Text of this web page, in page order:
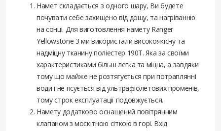
Намет складається з одного шару, Ви будете
почувати себе захищено від дощу, та нагріванню
на сонці. Для виготовлення намету Ranger
Yellowstone 3 ми використали високоякісну та
надміцну тканину поліестер 190Т. Яка за своїми
характеристиками більш легка та міцна, а завдяки
тому що майже не розтягується при потраплянні
води і не псується від ультрафіолетових променів,
тому строк експлуатації подовжується.
Намету додатково оснащений повітрянним
клапаном з москітною сіткою в горі. Вхід